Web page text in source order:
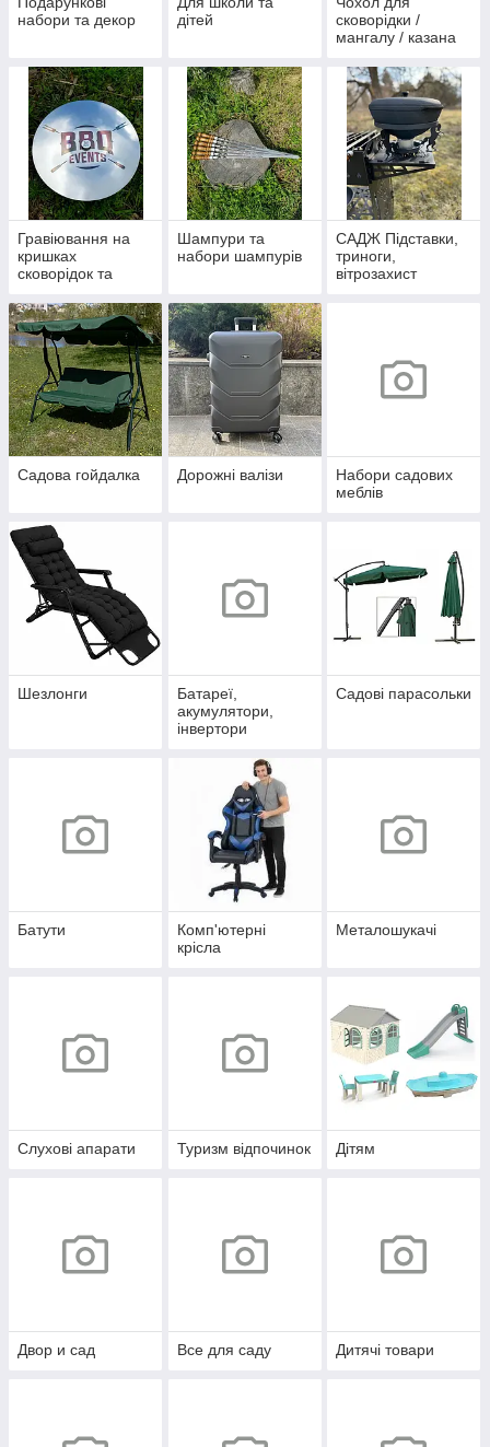
набори та декор
дітей
сковорідки /
мангалу / казана
Гравіювання на
кришках
сковорідок та
Шампури та
набори шампурів
САДЖ Підставки,
триноги,
вітрозахист
Садова гойдалка Дорожні валізи
Набори садових
меблів
Шезлонги
Батареї,
акумулятори,
інвертори
Садові парасольки
Батути
Комп'ютерні
крісла
Металошукачі
Слухові апарати Туризм відпочинок Дітям
Двор и сад Все для саду Дитячі товари